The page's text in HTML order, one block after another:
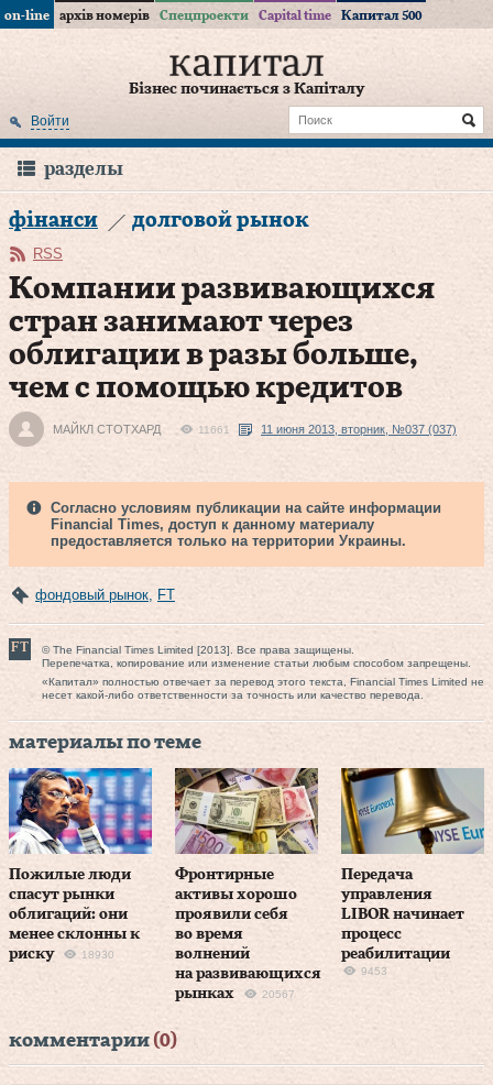
on-line архів номерів Спецпроекти Capital time Капитал 500
Бізнес починається з Капіталу
Войти
разделы
фінанси долговой рынок
RSS
Компании развивающихся
стран занимают через
облигации в разы больше,
чем с помощью кредитов
МАЙКЛ СТОТХАРД 11661 11 июня 2013, вторник, №037 (037)
Согласно условиям публикации на сайте информации
Financial Times, доступ к данному материалу
предоставляется только на территории Украины.
фондовый рынок, FT
© The Financial Times Limited [2013]. Все права защищены.
Перепечатка, копирование или изменение статьи любым способом запрещены.
«Капитал» полностью отвечает за перевод этого текста, Financial Times Limited не
несет какой-либо ответственности за точность или качество перевода.
материалы по теме
Пожилые люди
спасут рынки
облигаций: они
менее склонны к
риску
18930
Фронтирные
активы хорошо
проявили себя
во время
волнений
на развивающихся
рынках
20567
Передача
управления
LIBOR начинает
процесс
реабилитации
9453
комментарии (0)